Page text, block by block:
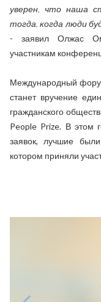
уверен, что наша
тогда, когда люди
- заявил Олжас
участникам
Международный
станет вручение
гражданского
People Prize. В этом
заявок, лучшие
котором приняли